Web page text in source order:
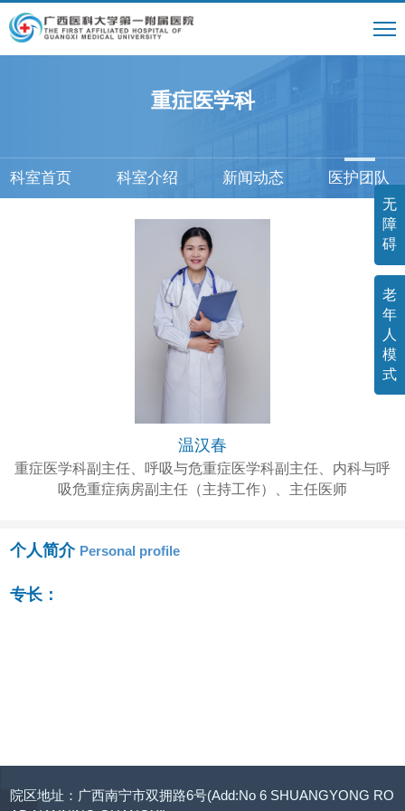
无
障
碍
老
年
人
模
式
重症医学科
科室首页 科室介绍 新闻动态 医护团队
温汉春
重症医学科副主任、呼吸与危重症医学科副主任、内科与呼
吸危重症病房副主任（主持工作）、主任医师
个人简介 Personal profile
专长：
院区地址：广西南宁市双拥路6号(Add:No 6 SHUANGYONG RO